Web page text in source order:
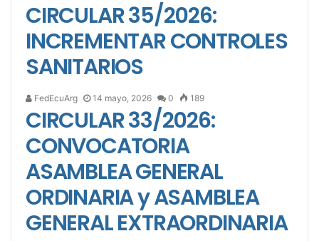
CIRCULAR 35/2026:
INCREMENTAR CONTROLES
SANITARIOS
FedEcuArg 14 mayo, 2026 0 189
CIRCULAR 33/2026:
CONVOCATORIA
ASAMBLEA GENERAL
ORDINARIA y ASAMBLEA
GENERAL EXTRAORDINARIA